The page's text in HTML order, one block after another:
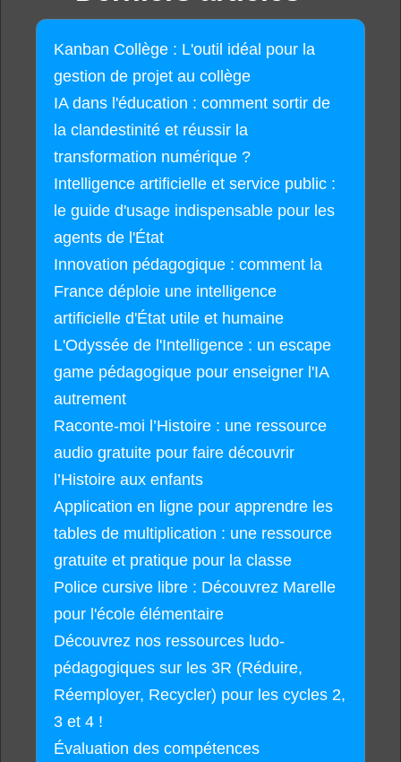
Kanban Collège : L'outil idéal pour la
gestion de projet au collège
IA dans l'éducation : comment sortir de
la clandestinité et réussir la
transformation numérique ?
Intelligence artificielle et service public :
le guide d'usage indispensable pour les
agents de l'État
Innovation pédagogique : comment la
France déploie une intelligence
artificielle d'État utile et humaine
L'Odyssée de l'Intelligence : un escape
game pédagogique pour enseigner l'IA
autrement
Raconte-moi l’Histoire : une ressource
audio gratuite pour faire découvrir
l’Histoire aux enfants
Application en ligne pour apprendre les
tables de multiplication : une ressource
gratuite et pratique pour la classe
Police cursive libre : Découvrez Marelle
pour l'école élémentaire
Découvrez nos ressources ludo-
pédagogiques sur les 3R (Réduire,
Réemployer, Recycler) pour les cycles 2,
3 et 4 !
Évaluation des compétences